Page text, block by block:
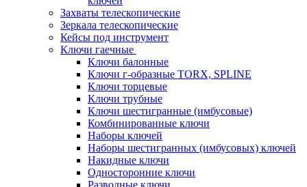
Захваты телескопические
Зеркала телескопические
Кейсы под инструмент
Ключи гаечные
Ключи балонные
Ключи г-образные TORX, SPLINE
Ключи торцевые
Ключи трубные
Ключи шестигранные (имбусовые)
Комбинированные ключи
Наборы ключей
Наборы шестигранных (имбусовых) ключей
Накидные ключи
Односторонние ключи
Разводные ключи